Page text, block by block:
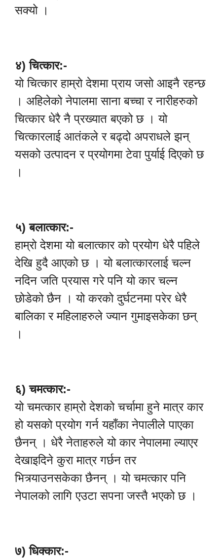
सक्यो ।
४) चित्कार:-
यो चित्कार हाम्रो देशमा प्राय जसो आइनै रहन्छ
। अहिलेको नेपालमा साना बच्चा र नारीहरुको
चित्कार धेरै नै प्रख्यात बएको छ । यो
चित्कारलाई आतंकले र बढ्दो अपराधले झन्
यसको उत्पादन र प्रयोगमा टेवा पुर्याई दिएको छ
।
५) बलात्कार:-
हाम्रो देशमा यो बलात्कार को प्रयोग धेरै पहिले
देखि हुदै आएको छ । यो बलात्कारलाई चल्न
नदिन जति प्रयास गरे पनि यो कार चल्न
छोडेको छैन । यो करको दुर्घटनमा परेर धेरै
बालिका र महिलाहरुले ज्यान गुमाइसकेका छन्
।
६) चमत्कार:-
यो चमत्कार हाम्रो देशको चर्चामा हुने मात्र कार
हो यसको प्रयोग गर्न यहाँका नेपालीले पाएका
छैनन् । धेरै नेताहरुले यो कार नेपालमा ल्याएर
देखाइदिने कुरा मात्र गर्छन तर
भित्र्याउनसकेका छैनन् । यो चमत्कार पनि
नेपालको लागि एउटा सपना जस्तै भएको छ ।
७) धिक्कार:-